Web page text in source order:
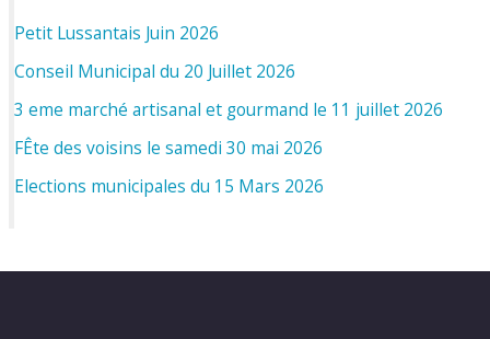
Petit Lussantais Juin 2026
Conseil Municipal du 20 Juillet 2026
3 eme marché artisanal et gourmand le 11 juillet 2026
FÊte des voisins le samedi 30 mai 2026
Elections municipales du 15 Mars 2026